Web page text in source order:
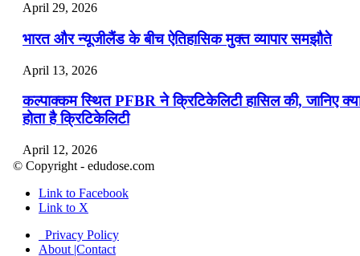
April 29, 2026
भारत और न्यूजीलैंड के बीच ऐतिहासिक मुक्त व्यापार समझौते
April 13, 2026
कल्पाक्कम स्थित PFBR ने क्रिटिकेलिटी हासिल की, जानिए
होता है क्रिटिकेलिटी
April 12, 2026
April 9, 2026
नासा का आर्टेमिस-2 मिशन: मनुष्य एक बार फिर से चंद्रमा के
© Copyright - edudose.com
Link to Facebook
Link to X
Privacy Policy
About |Contact